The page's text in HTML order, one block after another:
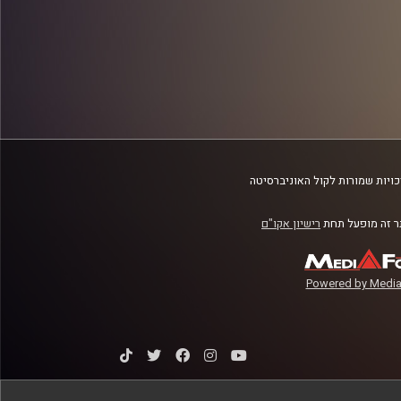
שמורות לקול האוניברסיטה
זה מופעל תחת רישיון אקו"ם
Powered by